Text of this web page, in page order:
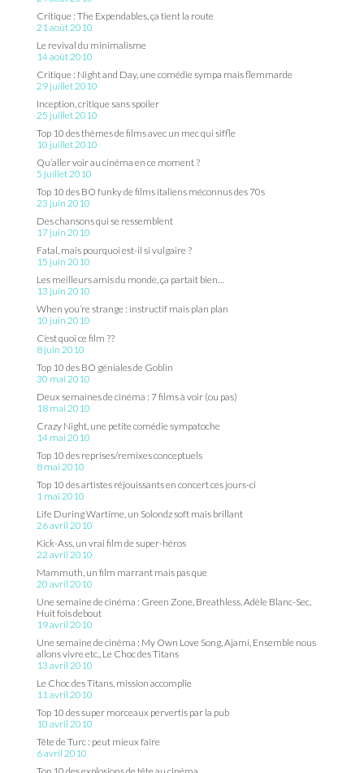
Critique : The Expendables, ça tient la route
21 août 2010
Le revival du minimalisme
14 août 2010
Critique : Night and Day, une comédie sympa mais flemmarde
29 juillet 2010
Inception, critique sans spoiler
25 juillet 2010
Top 10 des thèmes de films avec un mec qui siffle
10 juillet 2010
Qu’aller voir au cinéma en ce moment ?
5 juillet 2010
Top 10 des BO funky de films italiens méconnus des 70s
23 juin 2010
Des chansons qui se ressemblent
17 juin 2010
Fatal, mais pourquoi est-il si vulgaire ?
15 juin 2010
Les meilleurs amis du monde, ça partait bien…
13 juin 2010
When you’re strange : instructif mais plan plan
10 juin 2010
C’est quoi ce film ??
8 juin 2010
Top 10 des BO géniales de Goblin
30 mai 2010
Deux semaines de cinéma : 7 films à voir (ou pas)
18 mai 2010
Crazy Night, une petite comédie sympatoche
14 mai 2010
Top 10 des reprises/remixes conceptuels
8 mai 2010
Top 10 des artistes réjouissants en concert ces jours-ci
1 mai 2010
Life During Wartime, un Solondz soft mais brillant
26 avril 2010
Kick-Ass, un vrai film de super-héros
22 avril 2010
Mammuth, un film marrant mais pas que
20 avril 2010
Une semaine de cinéma : Green Zone, Breathless, Adèle Blanc-Sec,
Huit fois debout
19 avril 2010
Une semaine de cinéma : My Own Love Song, Ajami, Ensemble nous
allons vivre etc., Le Choc des Titans
13 avril 2010
Le Choc des Titans, mission accomplie
11 avril 2010
Top 10 des super morceaux pervertis par la pub
10 avril 2010
Tête de Turc : peut mieux faire
6 avril 2010